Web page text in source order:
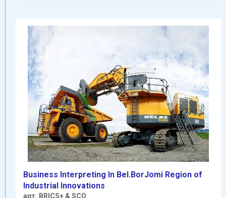
Business Interpreting In Bel.BorJomi Region of
Industrial Innovations
арт. BRICS+ & SCO